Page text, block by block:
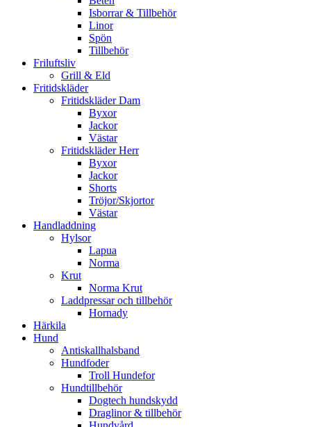
Isborrar & Tillbehör
Linor
Spön
Tillbehör
Friluftsliv
Grill & Eld
Fritidskläder
Fritidskläder Dam
Byxor
Jackor
Västar
Fritidskläder Herr
Byxor
Jackor
Shorts
Tröjor/Skjortor
Västar
Handladdning
Hylsor
Lapua
Norma
Krut
Norma Krut
Laddpressar och tillbehör
Hornady
Härkila
Hund
Antiskallhalsband
Hundfoder
Troll Hundefor
Hundtillbehör
Dogtech hundskydd
Draglinor & tillbehör